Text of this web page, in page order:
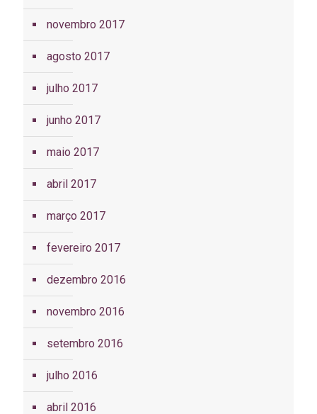
novembro 2017
agosto 2017
julho 2017
junho 2017
maio 2017
abril 2017
março 2017
fevereiro 2017
dezembro 2016
novembro 2016
setembro 2016
julho 2016
abril 2016